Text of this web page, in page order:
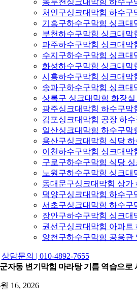
동두천싱크대막힘 하수구
처인구싱크대막힘 하수구
기흥구하수구막힘 싱크대
부천하수구막힘 싱크대막
파주하수구막힘 싱크대막
수지구하수구막힘 싱크대
화성하수구막힘 싱크대막
시흥하수구막힘 싱크대막
송파구하수구막힘 싱크대
상록구 싱크대막힘 화장
광주싱크대막힘 하수구막
김포싱크대막힘 공장 하
일산싱크대막힘 하수구막
용산구싱크대막힘 식당
이천하수구막힘 싱크대막
구로구하수구막힘 식당
노원구하수구막힘 싱크대
동대문구싱크대막힘 상가
덕양구싱크대막힘 하수구
서초구싱크대막힘 하수구
장안구하수구막힘 싱크대
권선구싱크대막힘 아파트
양천구하수구막힘 공용관
상담문의 | 010-4892-7655
군자동 변기막힘 마라탕 기름 역습으로
16, 2026